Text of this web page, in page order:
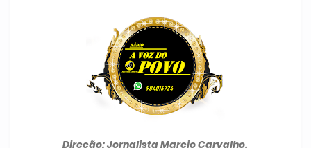
Direção: Jornalista Marcio Carvalho.